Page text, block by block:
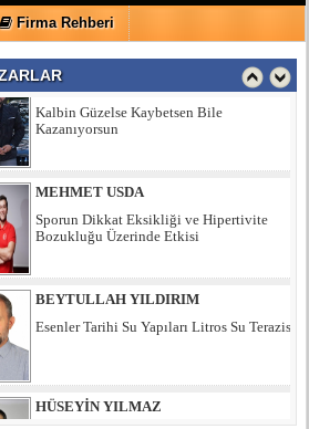
Firma Rehberi
HASAN AKSOY
Kalbin Güzelse Kaybetsen Bile
MEHMET USDA
BEYTULLAH YILDIRIM
HÜSEYİN YILMAZ